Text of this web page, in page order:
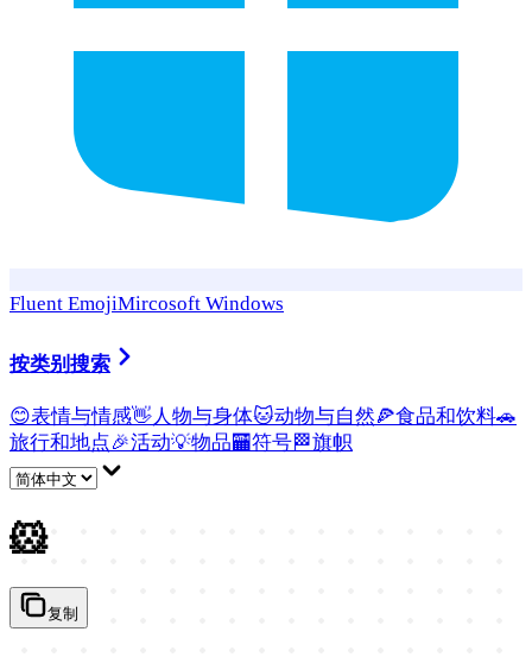
Fluent EmojiMircosoft Windows
按类别搜索
😊表情与情感👋 人物与身体🐱动物与自然🍕食品和饮料🚗
旅行和地点🎉活动💡物品🏧符号🏁旗帜
🐹
复制